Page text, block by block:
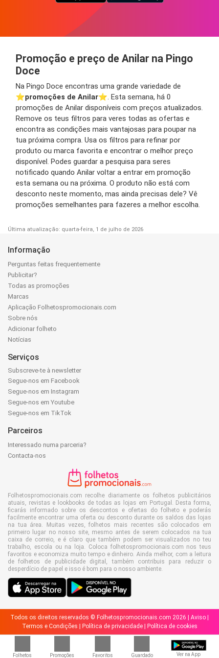
Folhetos Promoções Favoritos Guardado Ver na App
Promoção e preço de Anilar na Pingo
Doce
Na Pingo Doce encontras uma grande variedade de
⭐️promoções de Anilar⭐️. Esta semana, há 0
promoções de Anilar disponíveis com preços atualizados.
Remove os teus filtros para veres todas as ofertas e
encontra as condições mais vantajosas para poupar na
tua próxima compra. Usa os filtros para refinar por
produto ou marca favorita e encontrar o melhor preço
disponível. Podes guardar a pesquisa para seres
notificado quando Anilar voltar a entrar em promoção
esta semana ou na próxima. O produto não está com
desconto neste momento, mas ainda precisas dele? Vê
promoções semelhantes para fazeres a melhor escolha.
Última atualização: quarta-feira, 1 de julho de 2026
Informação
Perguntas feitas frequentemente
Publicitar?
Todas as promoções
Marcas
Aplicação Folhetospromocionais.com
Sobre nós
Adicionar folheto
Notícias
Serviços
Subscreve-te à newsletter
Segue-nos em Facebook
Segue-nos em Instagram
Segue-nos em Youtube
Segue-nos em TikTok
Parceiros
Interessado numa parceria?
Contacta-nos
Folhetospromocionais.com recolhe diariamente os folhetos publicitários
atuais, revistas e lookbooks de todas as lojas em Portugal. Desta forma,
ficarás informado sobre os descontos e ofertas do folheto e poderás
facilmente encontrar uma oferta ou desconto durante os saldos das lojas
na tua área. Muitas vezes, folhetos mais recentes são colocados em
primeiro lugar no nosso site, mesmo antes de serem colocados na tua
caixa de correio, e é claro que também podem ser visualizados no teu
trabalho, escola ou na loja. Coloca folhetospromocionais.com nos teus
favoritos e economiza muito tempo e dinheiro. Ainda melhor, com a leitura
de folhetos de publicidade digital, também contribuis para reduzir o
desperdício de papel e isso é bom para o nosso ambiente.
Todos os direitos reservados © Folhetospromocionais.com 2026 | Aviso
Termos e Condições
Política de privacidade| Política de cookies